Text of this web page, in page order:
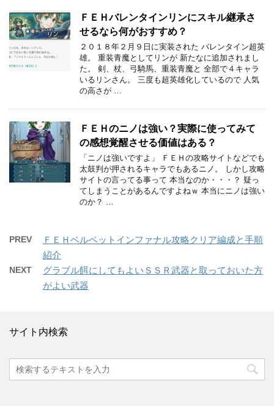
ＦＥＨバレンタインリンにスキル継承さ
せるなら何がおすすめ？
２０１８年２月９日に実装された バレンタイン超英
雄。 重装青魔としてリンが 新たなに追加されまし
た。 剣、杖、弓騎馬、重装青魔と 全部で４キャラ
いるリンさん。 三度も超英雄化しているので 人気
の高さが …
ＦＥＨのニノは強い？実際に使ってみて
の感想覚醒させる価値はある？
「ニノは強いですよ」 ＦＥＨの攻略サイトなどでも
太鼓判が押されるキャラでもあるニノ。 しかし攻略
サイトの言ってる事って 本当なのか・・・？ 疑っ
てしまうことがあるんですよねｗ 本当にニノは強い
のか？ …
PREV
ＦＥＨベルベットインファナル攻略クリア編成と手順
紹介
NEXT
グラブル餌にしてもよいＳＳＲ武器と取っておいた方
がよい武器
サイト内検索